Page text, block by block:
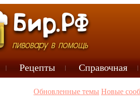
Рецепты Справочная
Обновленные темы Новые